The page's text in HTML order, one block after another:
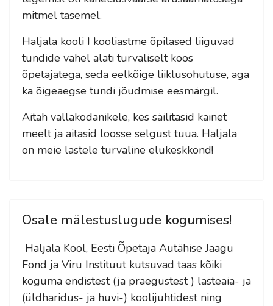
mitmel tasemel.
Haljala kooli I kooliastme õpilased liiguvad
tundide vahel alati turvaliselt koos
õpetajatega, seda eelkõige liiklusohutuse, aga
ka õigeaegse tundi jõudmise eesmärgil.
Aitäh vallakodanikele, kes säilitasid kainet
meelt ja aitasid loosse selgust tuua. Haljala
on meie lastele turvaline elukeskkond!
Osale mälestuslugude kogumises!
Haljala Kool, Eesti Õpetaja Autähise Jaagu
Fond ja Viru Instituut kutsuvad taas kõiki
koguma endistest (ja praegustest ) lasteaia- ja
(üldharidus- ja huvi-) koolijuhtidest ning